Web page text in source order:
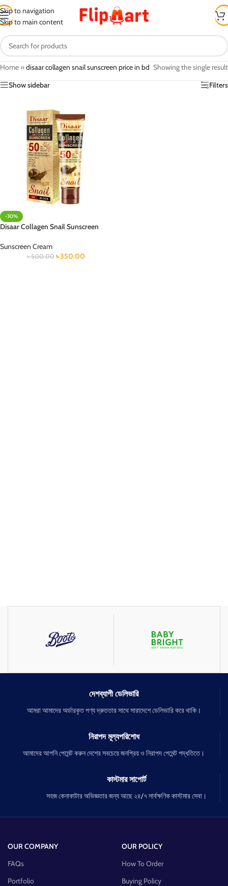
Skip to navigation
Skip to main content
Home »disaar collagen snail sunscreen price in bd Showing the single result
Show sidebar
Filters
-30%
Disaar Collagen Snail Sunscreen
Sunscreen Cream
৳500.00 ৳350.00
দেশব্যাপী ডেলিভারি
আমরা আমাদের অর্ডারকৃত পণ্য দ্রুততার সাথে সারাদেশে ডেলিভারি করে থাকি।
নিরাপদ মূল্যপরিশোধ
আমাদের আপনি পেমেন্ট করুন দেশের সবচেয়ে জনপ্রিয় ও নিরাপদ পেমেন্ট পদ্ধতিতে।
কাস্টমার সাপোর্ট
সহজ কেনাকাটার অভিজ্ঞতার জন্য আছে ২৪/৭ সার্বক্ষণিক কাস্টমার সেবা।
OUR COMPANY
FAQs
Portfolio
OUR POLICY
How To Order
Buying Policy